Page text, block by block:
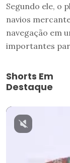
Segundo ele, o
navios
navegação em
importantes
Shorts Em
Destaque